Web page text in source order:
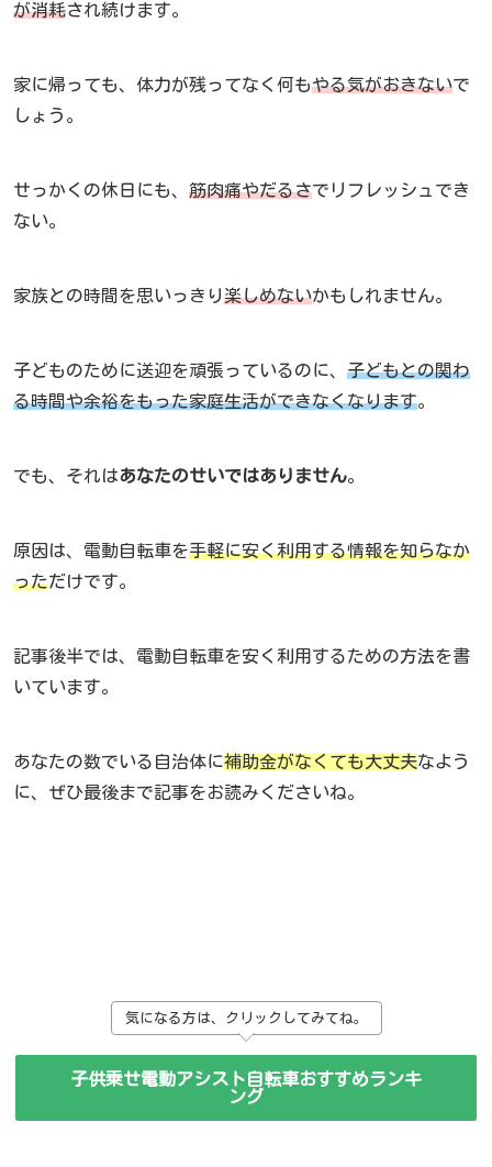
が消耗され続けます。
家に帰っても、体力が残ってなく何もやる気がおきないで
しょう。
せっかくの休日にも、 筋肉痛やだるさでリフレッシュでき
ない。
家族との時間を思いっきり楽しめないかもしれません。
子どものために送迎を頑張っているのに、 子どもとの関わ
る時間や余裕をもった家庭生活ができなくなります。
でも、それはあなたのせいではありません。
原因は、電動自転車を手軽に安く利用する情報を知らなか
っただけです。
記事後半では、電動自転車を安く利用するための方法を書
いています。
あなたの数でいる自治体に補助金がなくても大丈夫なよう
に、ぜひ最後まで記事をお読みくださいね。
気になる方は、クリックしてみてね。
子供乗せ電動アシスト自転車おすすめランキ
ング